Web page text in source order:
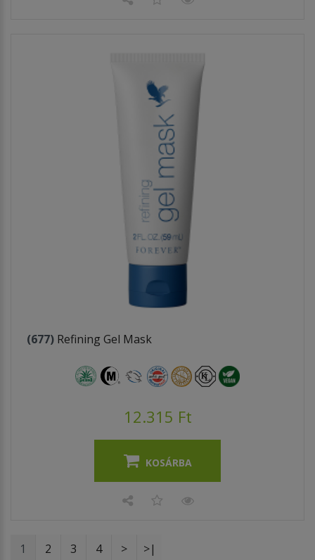
(677) Refining Gel Mask
12.315 Ft
KOSÁRBA
1 2 3 4 > >|